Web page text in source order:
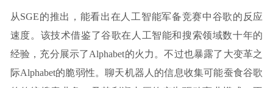
从SGE的推出，能看出在人工智能军备竞赛中谷歌的反应
速度。该技术借鉴了谷歌在人工智能和搜索领域数十年的
经验，充分展示了Alphabet的火力。不过也暴露了大变革之
际Alphabet的脆弱性。聊天机器人的信息收集可能蚕食谷歌